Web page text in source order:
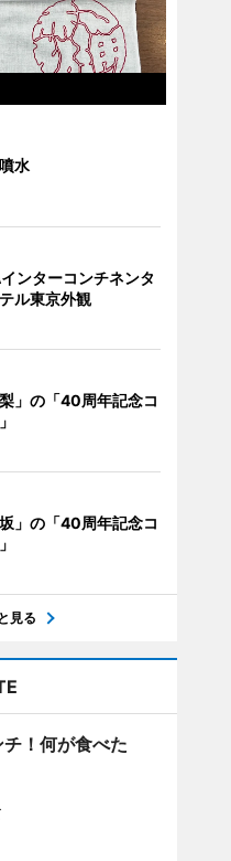
水
ンターコンチネンタ
ル東京外観
梨」の「40周年記念コ
坂」の「40周年記念コ
見る
！何が食べた